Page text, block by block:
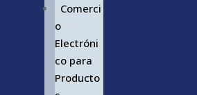
Comerci
o
Electróni
co para
Producto